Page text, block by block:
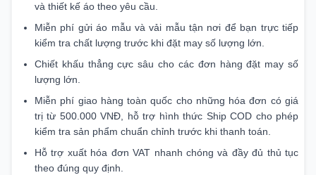
và thiết kế áo theo yêu cầu.
Miễn phí gửi áo mẫu và vải mẫu tận nơi để bạn trực tiếp
kiểm tra chất lượng trước khi đặt may số lượng lớn.
Chiết khấu thẳng cực sâu cho các đơn hàng đặt may số
lượng lớn.
Miễn phí giao hàng toàn quốc cho những hóa đơn có giá
trị từ 500.000 VNĐ, hỗ trợ hình thức Ship COD cho phép
kiểm tra sản phẩm chuẩn chỉnh trước khi thanh toán.
Hỗ trợ xuất hóa đơn VAT nhanh chóng và đầy đủ thủ tục
theo đúng quy định.